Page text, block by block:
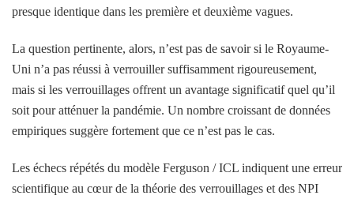
presque identique dans les première et deuxième vagues.
La question pertinente, alors, n’est pas de savoir si le Royaume-
Uni n’a pas réussi à verrouiller suffisamment rigoureusement,
mais si les verrouillages offrent un avantage significatif quel qu’il
soit pour atténuer la pandémie. Un nombre croissant de données
empiriques suggère fortement que ce n’est pas le cas.
Les échecs répétés du modèle Ferguson / ICL indiquent une erreur
scientifique au cœur de la théorie des verrouillages et des NPI